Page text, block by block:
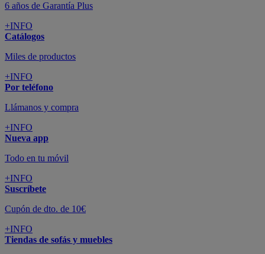
6 años de Garantía Plus
+INFO
Catálogos
Miles de productos
+INFO
Por teléfono
Llámanos y compra
+INFO
Nueva app
Todo en tu móvil
+INFO
Suscríbete
Cupón de dto. de 10€
+INFO
Tiendas de sofás y muebles